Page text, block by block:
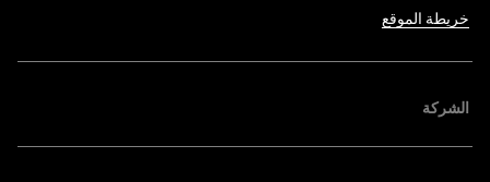
خريطة الموقع
الشركة